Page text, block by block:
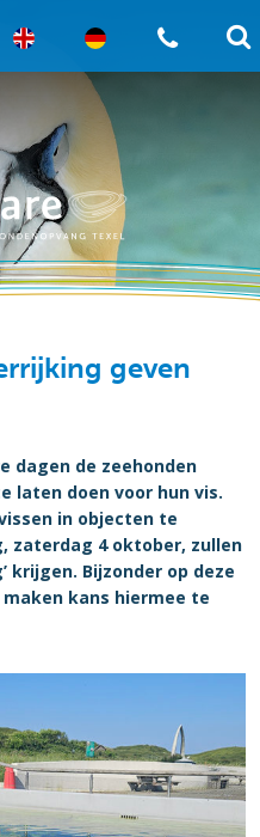
geven
dagen de zeehonden
laten doen voor hun vis.
in objecten te
zaterdag 4 oktober, zullen
krijgen. Bijzonder op deze
kans hiermee te